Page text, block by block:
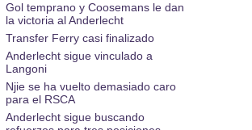
Gol temprano y Coosemans le dan
la victoria al Anderlecht
Transfer Ferry casi finalizado
Anderlecht sigue vinculado a
Langoni
Njie se ha vuelto demasiado caro
para el RSCA
Anderlecht sigue buscando